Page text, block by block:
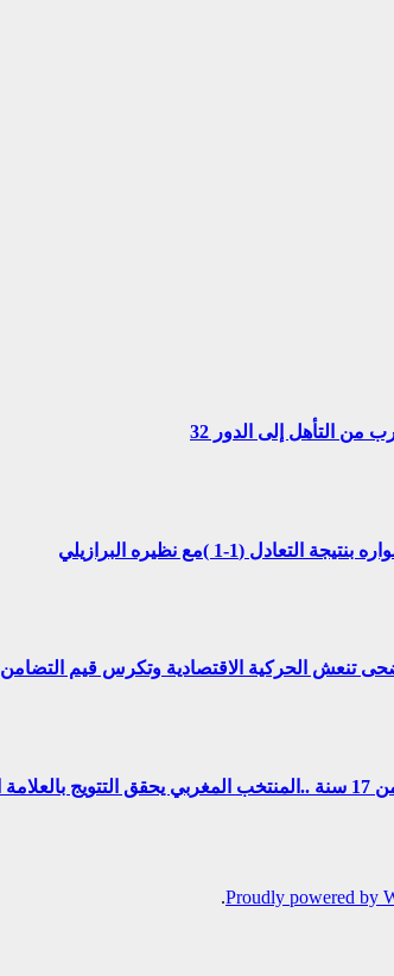
من التأهل إلى الدور 32
تنعش الحركية الاقتصادية وتكرس قيم التضامن
Proudly powered by
.